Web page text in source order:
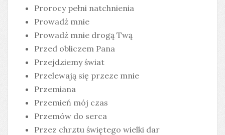
Prorocy pełni natchnienia
Prowadź mnie
Prowadź mnie drogą Twą
Przed obliczem Pana
Przejdziemy świat
Przelewają się przeze mnie
Przemiana
Przemień mój czas
Przemów do serca
Przez chrztu świętego wielki dar